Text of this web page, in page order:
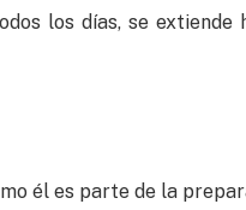
los días, se extiende
él es parte de la